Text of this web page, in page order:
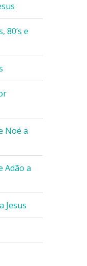
80’s e
Noé a
Adão a
Jesus